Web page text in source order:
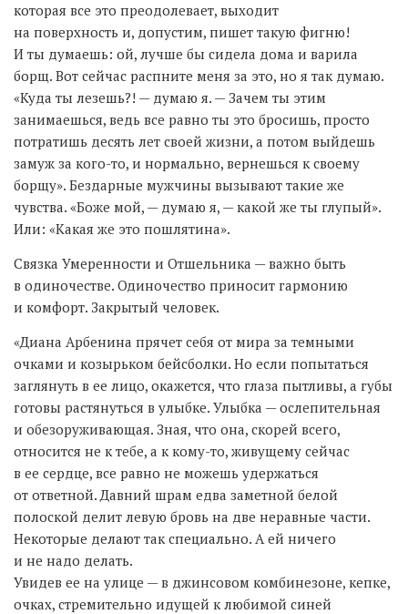
которая все это преодолевает, выходит
на поверхность и, допустим, пишет такую фигню!
И ты думаешь: ой, лучше бы сидела дома и варила
борщ. Вот сейчас распните меня за это, но я так думаю.
«Куда ты лезешь?! — думаю я. — Зачем ты этим
занимаешься, ведь все равно ты это бросишь, просто
потратишь десять лет своей жизни, а потом выйдешь
замуж за кого-то, и нормально, вернешься к своему
борщу». Бездарные мужчины вызывают такие же
чувства. «Боже мой, — думаю я, — какой же ты глупый».
Или: «Какая же это пошлятина».
Связка Умеренности и Отшельника — важно быть
в одиночестве. Одиночество приносит гармонию
и комфорт. Закрытый человек.
«Диана Арбенина прячет себя от мира за темными
очками и козырьком бейсболки. Но если попытаться
заглянуть в ее лицо, окажется, что глаза пытливы, а губы
готовы растянуться в улыбке. Улыбка — ослепительная
и обезоруживающая. Зная, что она, скорей всего,
относится не к тебе, а к кому-то, живущему сейчас
в ее сердце, все равно не можешь удержаться
от ответной. Давний шрам едва заметной белой
полоской делит левую бровь на две неравные части.
Некоторые делают так специально. А ей ничего
и не надо делать.
Увидев ее на улице — в джинсовом комбинезоне, кепке,
очках, стремительно идущей к любимой синей